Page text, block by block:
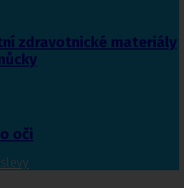
zdravotnické materiály
oči